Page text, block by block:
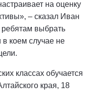
на оценку
– сказал Иван
выбрать
коем случае не
классах обучается
края, 18